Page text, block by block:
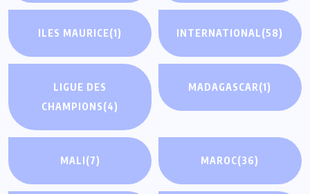
ILES MAURICE(1) INTERNATIONAL(58)
LIGUE DES
CHAMPIONS(4)
MADAGASCAR(1)
MALI(7) MAROC(36)